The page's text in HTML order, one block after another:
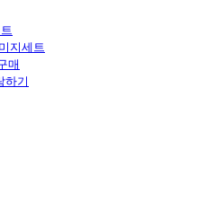
지세트
매
하기